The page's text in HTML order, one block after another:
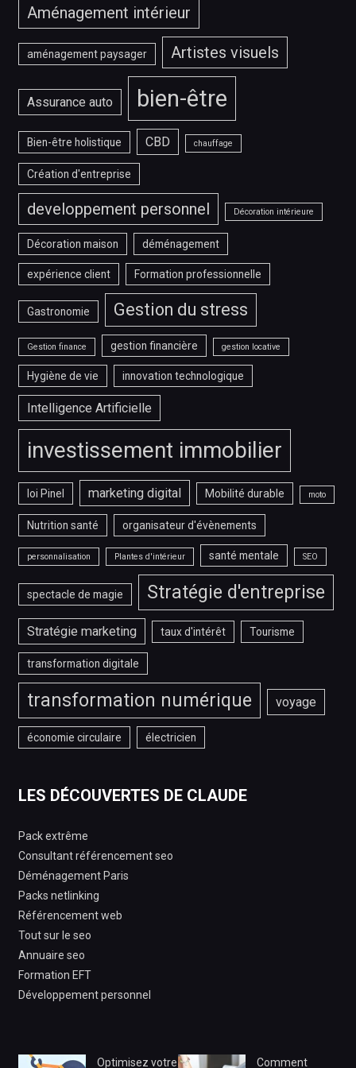
Aménagement intérieur
aménagement paysager Artistes visuels
Assurance auto bien-être
Bien-être holistique CBD chauffage
Création d'entreprise
developpement personnel Décoration intérieure
Décoration maison déménagement
expérience client Formation professionnelle
Gastronomie Gestion du stress
Gestion finance gestion financière gestion locative
Hygiène de vie innovation technologique
Intelligence Artificielle
investissement immobilier
loi Pinel marketing digital Mobilité durable moto
Nutrition santé organisateur d'évènements
personnalisation Plantes d'intérieur santé mentale SEO
spectacle de magie Stratégie d'entreprise
Stratégie marketing taux d'intérêt Tourisme
transformation digitale
transformation numérique voyage
économie circulaire électricien
LES DÉCOUVERTES DE CLAUDE
Pack extrême
Consultant référencement seo
Déménagement Paris
Packs netlinking
Référencement web
Tout sur le seo
Annuaire seo
Formation EFT
Développement personnel
Optimisez votre Comment